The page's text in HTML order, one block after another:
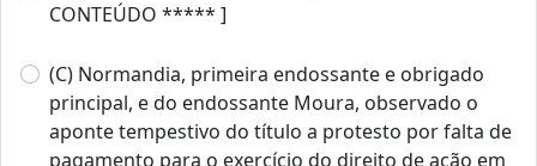
CONTEÚDO ***** ]
(C) Normandia, primeira endossante e obrigado
principal, e do endossante Moura, observado o
aponte tempestivo do título a protesto por falta de
pagamento para o exercício do direito de ação em